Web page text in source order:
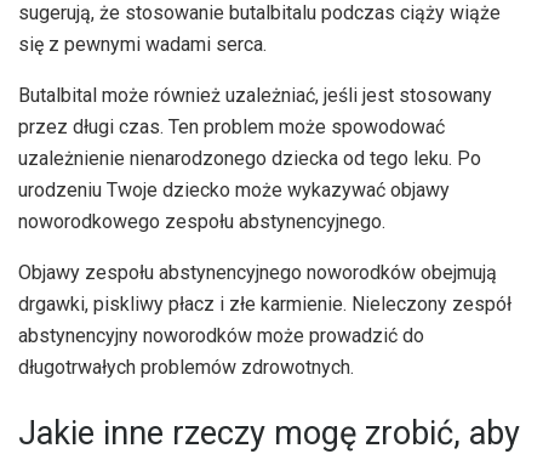
sugerują, że stosowanie butalbitalu podczas ciąży wiąże
się z pewnymi wadami serca.
Butalbital może również uzależniać, jeśli jest stosowany
przez długi czas. Ten problem może spowodować
uzależnienie nienarodzonego dziecka od tego leku. Po
urodzeniu Twoje dziecko może wykazywać objawy
noworodkowego zespołu abstynencyjnego.
Objawy zespołu abstynencyjnego noworodków obejmują
drgawki, piskliwy płacz i złe karmienie. Nieleczony zespół
abstynencyjny noworodków może prowadzić do
długotrwałych problemów zdrowotnych.
Jakie inne rzeczy mogę zrobić, aby